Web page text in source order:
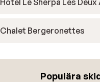
Chalet Bergeronettes
Populära